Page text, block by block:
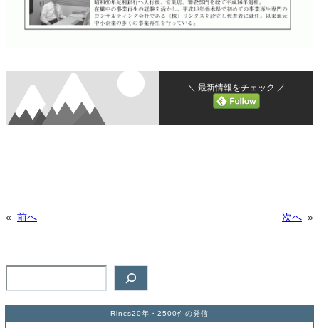
＼ 最新情報をチェック ／
« 前へ 次へ »
Rincs20年・2500件の発信